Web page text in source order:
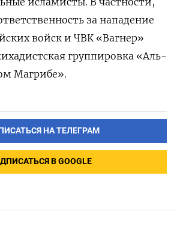
за нападение
войск и ЧВК «Вагнер»
группировка «Аль-
Магрибе».
НА ТЕЛЕГРАМ
В GOOGLE